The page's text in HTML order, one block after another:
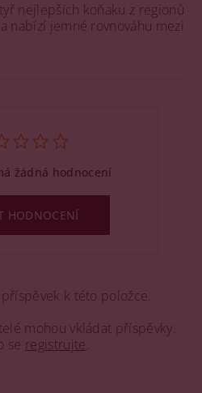
nejlepších koňaku z regionů
nabízí jemné rovnováhu mezi
k této položce.
mohou vkládat příspěvky.
se registrujte
žádná hodnocení
HODNOCENÍ